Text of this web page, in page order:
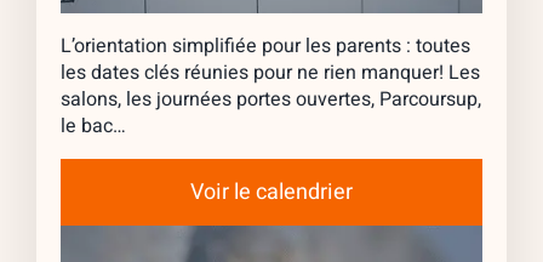
L’orientation simplifiée pour les parents : toutes
les dates clés réunies pour ne rien manquer! Les
salons, les journées portes ouvertes, Parcoursup,
le bac…
Voir le calendrier